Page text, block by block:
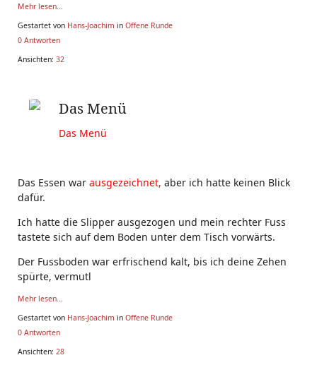
Mehr lesen...
Gestartet von Hans-Joachim in Offene Runde
0 Antworten
Ansichten: 32
Das Menü
Das Menü
Das Essen war ausgezeichnet, aber ich hatte keinen Blick
dafür.
Ich hatte die Slipper ausgezogen und mein rechter Fuss
tastete sich auf dem Boden unter dem Tisch vorwärts.
Der Fussboden war erfrischend kalt, bis ich deine Zehen
spürte, vermutl
Mehr lesen...
Gestartet von Hans-Joachim in Offene Runde
0 Antworten
Ansichten: 28